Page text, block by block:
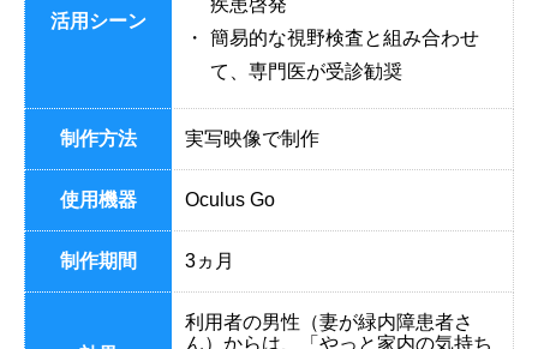
活用シーン
疾患啓発
・
簡易的な視野検査と組み合わせ
て、専門医が受診勧奨
制作方法 実写映像で制作
使用機器 Oculus Go
制作期間 3ヵ月
利用者の男性（妻が緑内障患者さ
ん）からは、「やっと家内の気持ち